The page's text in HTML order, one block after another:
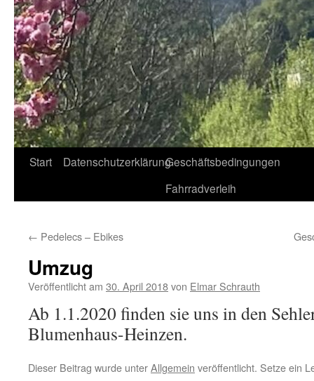
Start DatenschutzerklärungGeschäftsbedingungen
Fahrradverleih
← Pedelecs – Ebikes
Umzug
Veröffentlicht am 30. April 2018von Elmar Schrauth
Ab 1.1.2020 finden sie uns in den
Blumenhaus-Heinzen.
Dieser Beitrag wurde unterAllgemein veröffentlicht. Setze ein